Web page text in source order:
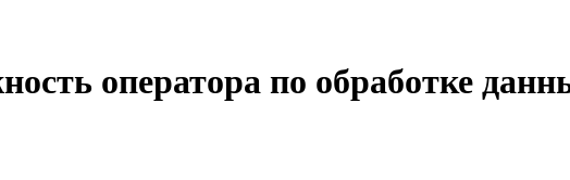
оператора по обработке